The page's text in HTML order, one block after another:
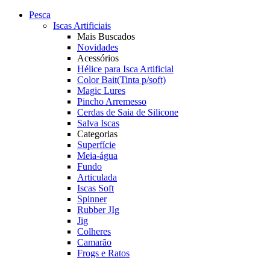
Pesca
Iscas Artificiais
Mais Buscados
Novidades
Acessórios
Hélice para Isca Artificial
Color Bait(Tinta p/soft)
Magic Lures
Pincho Arremesso
Cerdas de Saia de Silicone
Salva Iscas
Categorias
Superfície
Meia-água
Fundo
Articulada
Iscas Soft
Spinner
Rubber JIg
Jig
Colheres
Camarão
Frogs e Ratos